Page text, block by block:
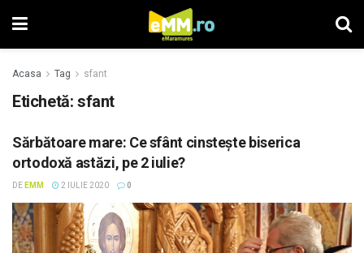
Acasa Tag sfant
Etichetă: sfant
Sărbătoare mare: Ce sfânt cinsteşte biserica
ortodoxă astăzi, pe 2 iulie?
DE EMM 2 IULIE 2020 0